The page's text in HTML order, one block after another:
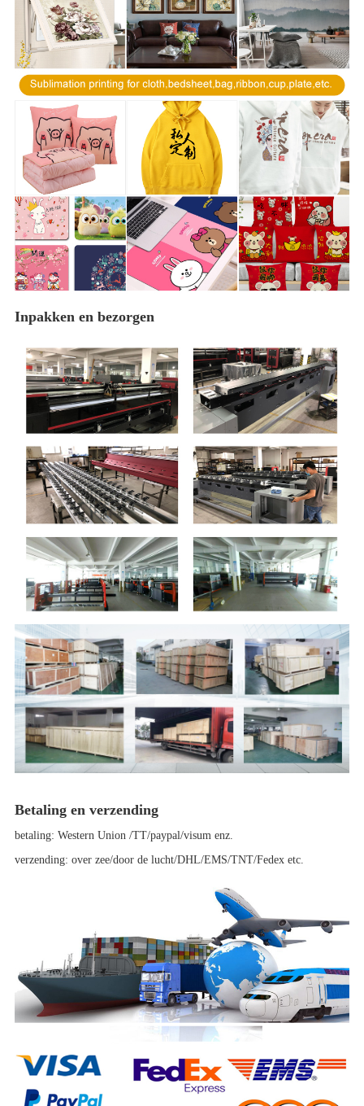
Inpakken en bezorgen
Betaling en verzending
betaling: Western Union /TT/paypal/visum enz.
verzending: over zee/door de lucht/DHL/EMS/TNT/Fedex etc.